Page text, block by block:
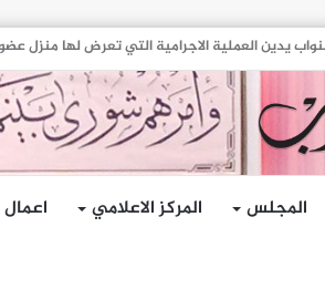
يدين الهجمات الإرهابية الحوثية التي استهدفت
المجلس المركز الاعلامي